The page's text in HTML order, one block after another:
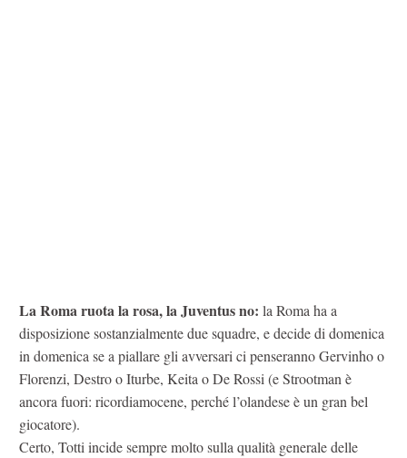
La Roma ruota la rosa, la Juventus no: la Roma ha a
disposizione sostanzialmente due squadre, e decide di domenica
in domenica se a piallare gli avversari ci penseranno Gervinho o
Florenzi, Destro o Iturbe, Keita o De Rossi (e Strootman è
ancora fuori: ricordiamocene, perché l’olandese è un gran bel
giocatore).
Certo, Totti incide sempre molto sulla qualità generale delle